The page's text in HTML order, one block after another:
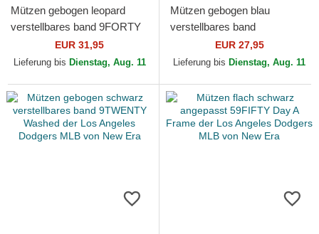
Mützen gebogen leopard
verstellbares band 9FORTY
Leopard Cosy der Los
Angeles Dodgers MLB von
EUR 31,95
Lieferung bis Dienstag, Aug. 11
Mützen gebogen blau
verstellbares band
9TWENTY Core Classic der
Los Angeles Dodgers MLB
EUR 27,95
Lieferung bis Dienstag, Aug. 11